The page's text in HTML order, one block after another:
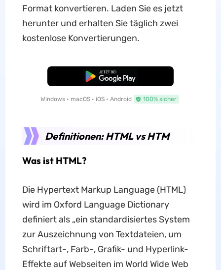
Format konvertieren. Laden Sie es jetzt
herunter und erhalten Sie täglich zwei
kostenlose Konvertierungen.
Kostenloser Download
Windows • macOS • iOS • Android 100% sicher
Definitionen: HTML vs HTM
Was ist HTML?
Die Hypertext Markup Language (HTML)
wird im Oxford Language Dictionary
definiert als „ein standardisiertes System
zur Auszeichnung von Textdateien, um
Schriftart-, Farb-, Grafik- und Hyperlink-
Effekte auf Webseiten im World Wide Web